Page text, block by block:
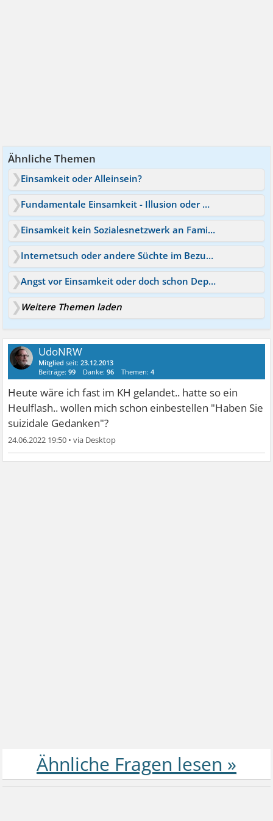
Ähnliche Themen
Einsamkeit oder Alleinsein?
Fundamentale Einsamkeit - Illusion oder Wirklichkeit?
Einsamkeit kein Sozialesnetzwerk an Familie oder Freunden!
Internetsuch oder andere Süchte im Bezug auf Einsamkeit
Angst vor Einsamkeit oder doch schon Depression?
Weitere Themen laden
UdoNRW
Mitglied seit:23.12.2013
Beiträge:99 Danke:96 Themen:4
Heute wäre ich fast im KH gelandet.. hatte so ein
Heulflash.. wollen mich schon einbestellen "Haben Sie
suizidale Gedanken"?
24.06.2022 19:50 •